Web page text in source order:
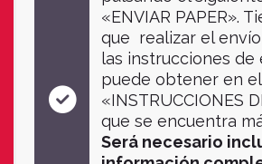
«ENVIAR PAPER».
que realizar el
las instrucciones de
puede obtener en
«INSTRUCCIONES
que se encuentra
Será necesario